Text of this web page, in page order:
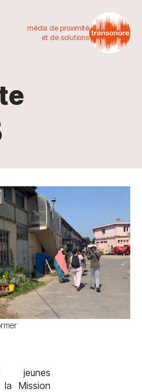
média de proximité
et de solutions
la Mission